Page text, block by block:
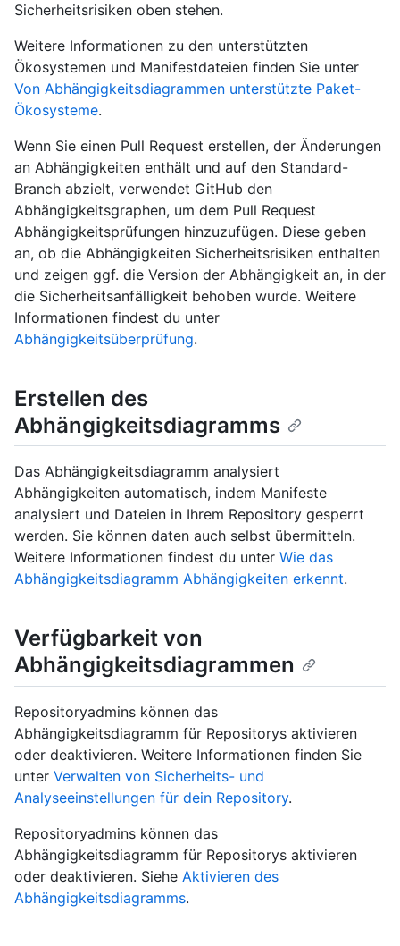
Sicherheitsrisiken oben stehen.
Weitere Informationen zu den unterstützten
Ökosystemen und Manifestdateien finden Sie unter
Von Abhängigkeitsdiagrammen unterstützte Paket-
Ökosysteme.
Wenn Sie einen Pull Request erstellen, der Änderungen
an Abhängigkeiten enthält und auf den Standard-
Branch abzielt, verwendet GitHub den
Abhängigkeitsgraphen, um dem Pull Request
Abhängigkeitsprüfungen hinzuzufügen. Diese geben
an, ob die Abhängigkeiten Sicherheitsrisiken enthalten
und zeigen ggf. die Version der Abhängigkeit an, in der
die Sicherheitsanfälligkeit behoben wurde. Weitere
Informationen findest du unter
Abhängigkeitsüberprüfung.
Erstellen des
Abhängigkeitsdiagramms
Das Abhängigkeitsdiagramm analysiert
Abhängigkeiten automatisch, indem Manifeste
analysiert und Dateien in Ihrem Repository gesperrt
werden. Sie können daten auch selbst übermitteln.
Weitere Informationen findest du unter Wie das
Abhängigkeitsdiagramm Abhängigkeiten erkennt.
Verfügbarkeit von
Abhängigkeitsdiagrammen
Repositoryadmins können das
Abhängigkeitsdiagramm für Repositorys aktivieren
oder deaktivieren. Weitere Informationen finden Sie
unter Verwalten von Sicherheits- und
Analyseeinstellungen für dein Repository.
Repositoryadmins können das
Abhängigkeitsdiagramm für Repositorys aktivieren
oder deaktivieren. Siehe Aktivieren des
Abhängigkeitsdiagramms.